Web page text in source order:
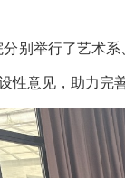
别举行了艺术
性意见，助力完